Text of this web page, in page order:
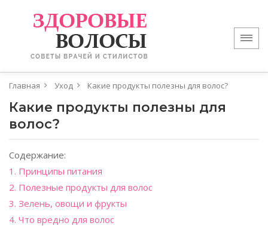
Главная Уход Какие продукты полезны для волос?
Какие продукты полезны для
волос?
Содержание:
1. Принципы питания
2. Полезные продукты для волос
3. Зелень, овощи и фрукты
4. Что вредно для волос